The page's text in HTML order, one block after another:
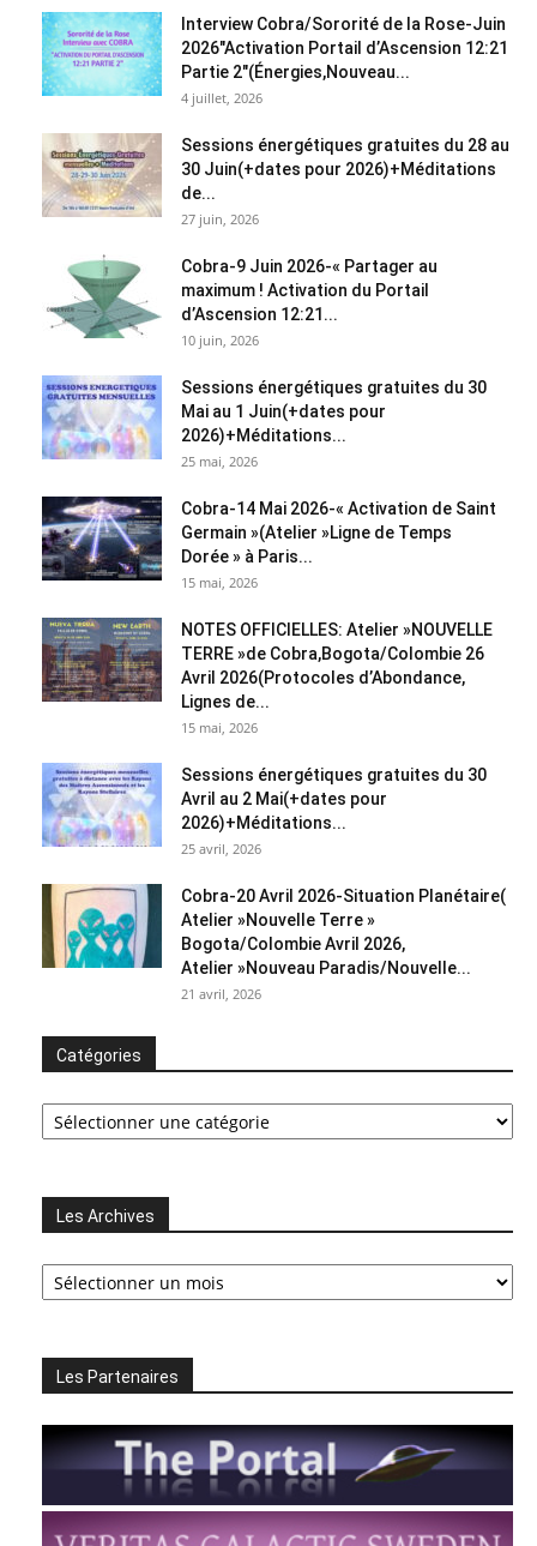
Interview Cobra/Sororité de la Rose-Juin
2026″Activation Portail d’Ascension 12:21
Partie 2″(Énergies,Nouveau...
4 juillet, 2026
Sessions énergétiques gratuites du 28 au
30 Juin(+dates pour 2026)+Méditations
de...
27 juin, 2026
Cobra-9 Juin 2026-« Partager au
maximum ! Activation du Portail
d’Ascension 12:21...
10 juin, 2026
Sessions énergétiques gratuites du 30
Mai au 1 Juin(+dates pour
2026)+Méditations...
25 mai, 2026
Cobra-14 Mai 2026-« Activation de Saint
Germain »(Atelier »Ligne de Temps
Dorée » à Paris...
15 mai, 2026
NOTES OFFICIELLES: Atelier »NOUVELLE
TERRE »de Cobra,Bogota/Colombie 26
Avril 2026(Protocoles d’Abondance,
Lignes de...
15 mai, 2026
Sessions énergétiques gratuites du 30
Avril au 2 Mai(+dates pour
2026)+Méditations...
25 avril, 2026
Cobra-20 Avril 2026-Situation Planétaire(
Atelier »Nouvelle Terre »
Bogota/Colombie Avril 2026,
Atelier »Nouveau Paradis/Nouvelle...
21 avril, 2026
Catégories
Catégories
Les Archives
Les
Archives
Les Partenaires